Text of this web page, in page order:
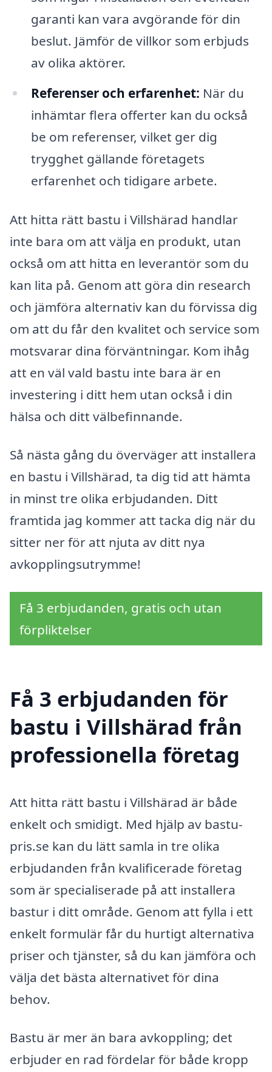
garanti kan vara avgörande för din
beslut. Jämför de villkor som erbjuds
av olika aktörer.
Referenser och erfarenhet: När du
inhämtar flera offerter kan du också
be om referenser, vilket ger dig
trygghet gällande företagets
erfarenhet och tidigare arbete.
Att hitta rätt bastu i Villshärad handlar
inte bara om att välja en produkt, utan
också om att hitta en leverantör som du
kan lita på. Genom att göra din research
och jämföra alternativ kan du förvissa dig
om att du får den kvalitet och service som
motsvarar dina förväntningar. Kom ihåg
att en väl vald bastu inte bara är en
investering i ditt hem utan också i din
hälsa och ditt välbefinnande.
Så nästa gång du överväger att installera
en bastu i Villshärad, ta dig tid att hämta
in minst tre olika erbjudanden. Ditt
framtida jag kommer att tacka dig när du
sitter ner för att njuta av ditt nya
avkopplingsutrymme!
Få 3 erbjudanden, gratis och utan
förpliktelser
Få 3 erbjudanden för
bastu i Villshärad från
professionella företag
Att hitta rätt bastu i Villshärad är både
enkelt och smidigt. Med hjälp av bastu-
pris.se kan du lätt samla in tre olika
erbjudanden från kvalificerade företag
som är specialiserade på att installera
bastur i ditt område. Genom att fylla i ett
enkelt formulär får du hurtigt alternativa
priser och tjänster, så du kan jämföra och
välja det bästa alternativet för dina
behov.
Bastu är mer än bara avkoppling; det
erbjuder en rad fördelar för både kropp